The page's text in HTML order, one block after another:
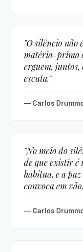
"O silêncio não
matéria-prima
erguem,
escuta."
— Carlos
"No meio do
de que existir é
habitua, e a
convoca em
— Carlos